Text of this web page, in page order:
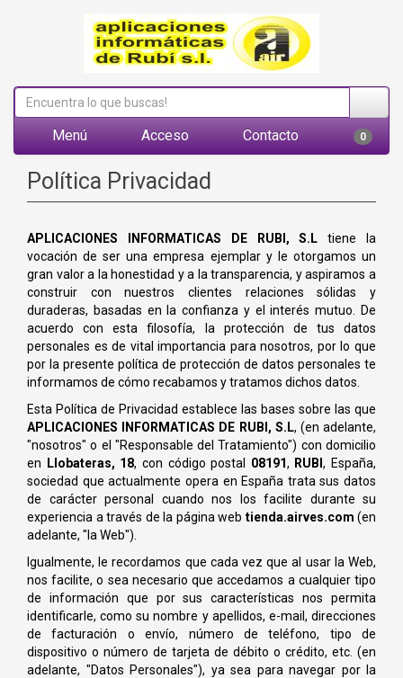
Menú Acceso Contacto 0
Política Privacidad
APLICACIONES INFORMATICAS DE RUBI, S.L tiene la
vocación de ser una empresa ejemplar y le otorgamos un
gran valor a la honestidad y a la transparencia, y aspiramos a
construir con nuestros clientes relaciones sólidas y
duraderas, basadas en la confianza y el interés mutuo. De
acuerdo con esta filosofía, la protección de tus datos
personales es de vital importancia para nosotros, por lo que
por la presente política de protección de datos personales te
informamos de cómo recabamos y tratamos dichos datos.
Esta Política de Privacidad establece las bases sobre las que
APLICACIONES INFORMATICAS DE RUBI, S.L, (en adelante,
"nosotros" o el "Responsable del Tratamiento") con domicilio
en
Llobateras, 18, con código postal 08191, RUBI, España,
sociedad que actualmente opera en España trata sus datos
de carácter personal cuando nos los facilite durante su
experiencia a través de la página web tienda.airves.com (en
adelante, "la Web").
Igualmente, le recordamos que cada vez que al usar la Web,
nos facilite, o sea necesario que accedamos a cualquier tipo
de información que por sus características nos permita
identificarle, como su nombre y apellidos, e-mail, direcciones
de facturación o envío, número de teléfono, tipo de
dispositivo o número de tarjeta de débito o crédito, etc. (en
adelante, "Datos Personales"), ya sea para navegar por la